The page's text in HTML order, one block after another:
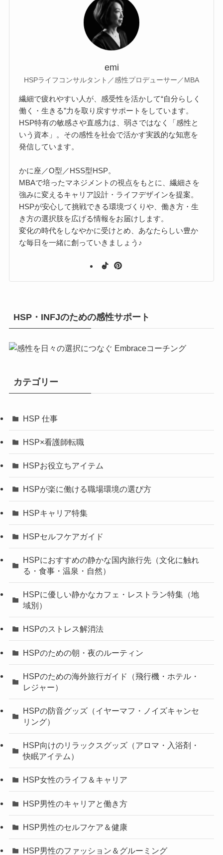
emi
HSPライフコンサルタント／感性プロデューサー／MBA
繊細で疲れやすい人が、感受性を活かして“自分らしく
働く・生きる”力を取り戻すサポートをしています。
HSP特有の敏感さや直感力は、弱さではなく「感性と
いう資本」。その感性を社会で活かす実践的な知恵を
発信しています。
かに座／O型／HSS型HSP。
MBAで培ったマネジメントの視点をもとに、繊細さを
強みに変えるキャリア設計・ライフデザインを提案。
HSPが安心して挑戦できる環境づくりや、働き方・生
き方の選択肢を広げる情報をお届けします。
変化の時代をしなやかに受けとめ、あなたらしい豊か
な毎日を一緒に創っていきましょう♪
HSP・INFJのための感性サポート
カテゴリー
HSP 仕事
HSP×看護師転職
HSPお役立ちアイテム
HSPが楽に働ける職場環境の選び方
HSPキャリア特集
HSPセルフケアガイド
HSPにおすすめの静かな国内旅行先（文化に触れ
る・食事・温泉・自然）
HSPに優しい静かなカフェ・レストラン特集（地
域別）
HSPのストレス解消法
HSPのための朝・夜のルーティン
HSPのための海外旅行ガイド（飛行機・ホテル・
レジャー）
HSPの防音グッズ（イヤーマフ・ノイズキャンセ
リング）
HSP向けのリラックスグッズ（アロマ・入浴剤・
快眠アイテム）
HSP女性のライフ＆キャリア
HSP男性のキャリアと働き方
HSP男性のセルフケア＆健康
HSP男性のファッション＆グルーミング